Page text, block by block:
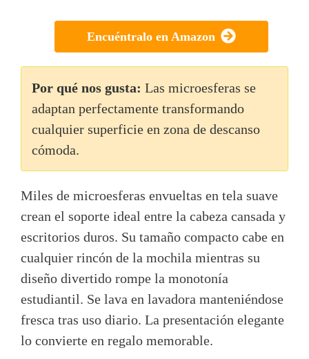
Encuéntralo en Amazon
Por qué nos gusta: Las microesferas se
adaptan perfectamente transformando
cualquier superficie en zona de descanso
cómoda.
Miles de microesferas envueltas en tela suave
crean el soporte ideal entre la cabeza cansada y
escritorios duros. Su tamaño compacto cabe en
cualquier rincón de la mochila mientras su
diseño divertido rompe la monotonía
estudiantil. Se lava en lavadora manteniéndose
fresca tras uso diario. La presentación elegante
lo convierte en regalo memorable.